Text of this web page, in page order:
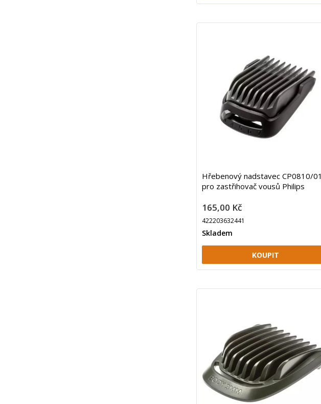
Hřebenový nadstavec CP0810/01
pro zastřihovač vousů Philips
165,00 Kč
422203632441
Skladem